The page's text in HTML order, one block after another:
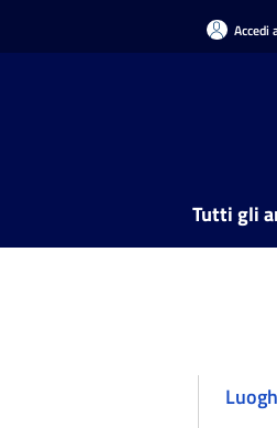
Accedi
Tutti gli